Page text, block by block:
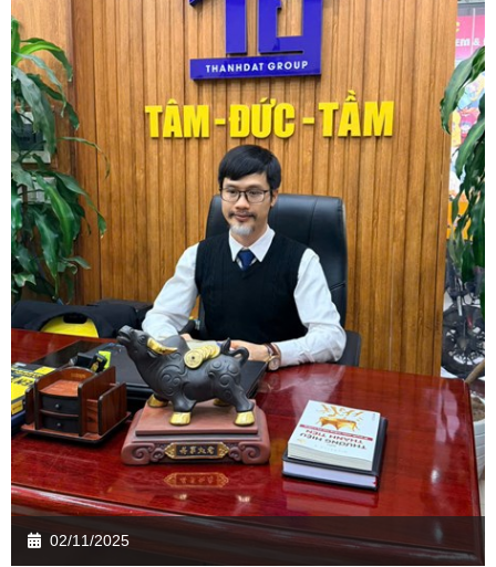
02/11/2025